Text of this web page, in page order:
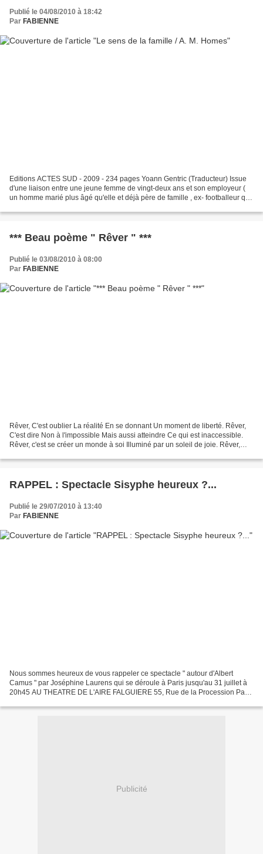
Publié le 04/08/2010 à 18:42
Par FABIENNE
Editions ACTES SUD - 2009 - 234 pages Yoann Gentric (Traducteur) Issue
d'une liaison entre une jeune femme de vingt-deux ans et son employeur (
un homme marié plus âgé qu'elle et déjà père de famille , ex- footballeur qui
*** Beau poème " Rêver " ***
Publié le 03/08/2010 à 08:00
Par FABIENNE
Rêver, C'est oublier La réalité En se donnant Un moment de liberté. Rêver,
C'est dire Non à l'impossible Mais aussi atteindre Ce qui est inaccessible.
Rêver, c'est se créer un monde à soi Illuminé par un soleil de joie. Rêver,
RAPPEL : Spectacle Sisyphe heureux ?...
Publié le 29/07/2010 à 13:40
Par FABIENNE
Nous sommes heureux de vous rappeler ce spectacle " autour d'Albert
Camus " par Joséphine Laurens qui se déroule à Paris jusqu'au 31 juillet à
20h45 AU THEATRE DE L'AIRE FALGUIERE 55, Rue de la Procession Paris
Publicité